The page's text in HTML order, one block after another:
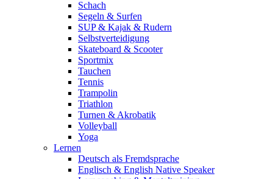
Schach
Segeln & Surfen
SUP & Kajak & Rudern
Selbstverteidigung
Skateboard & Scooter
Sportmix
Tauchen
Tennis
Trampolin
Triathlon
Turnen & Akrobatik
Volleyball
Yoga
Lernen
Deutsch als Fremdsprache
Englisch & English Native Speaker